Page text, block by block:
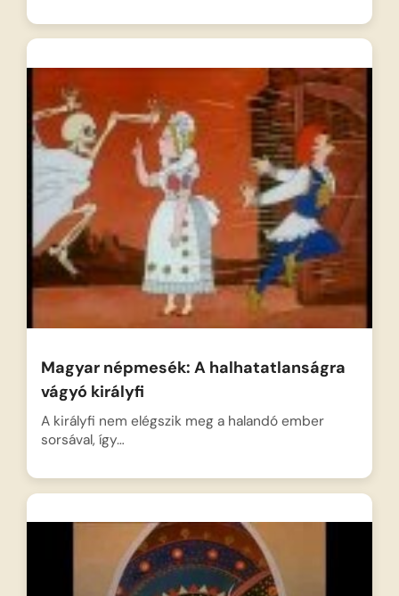
Magyar népmesék: A halhatatlanságra
vágyó királyfi
A királyfi nem elégszik meg a halandó ember
sorsával, így…